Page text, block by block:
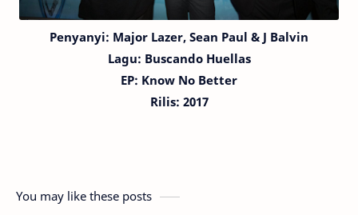
Penyanyi: Major Lazer, Sean Paul & J Balvin
Lagu: Buscando Huellas
EP: Know No Better
Rilis: 2017
You may like these posts